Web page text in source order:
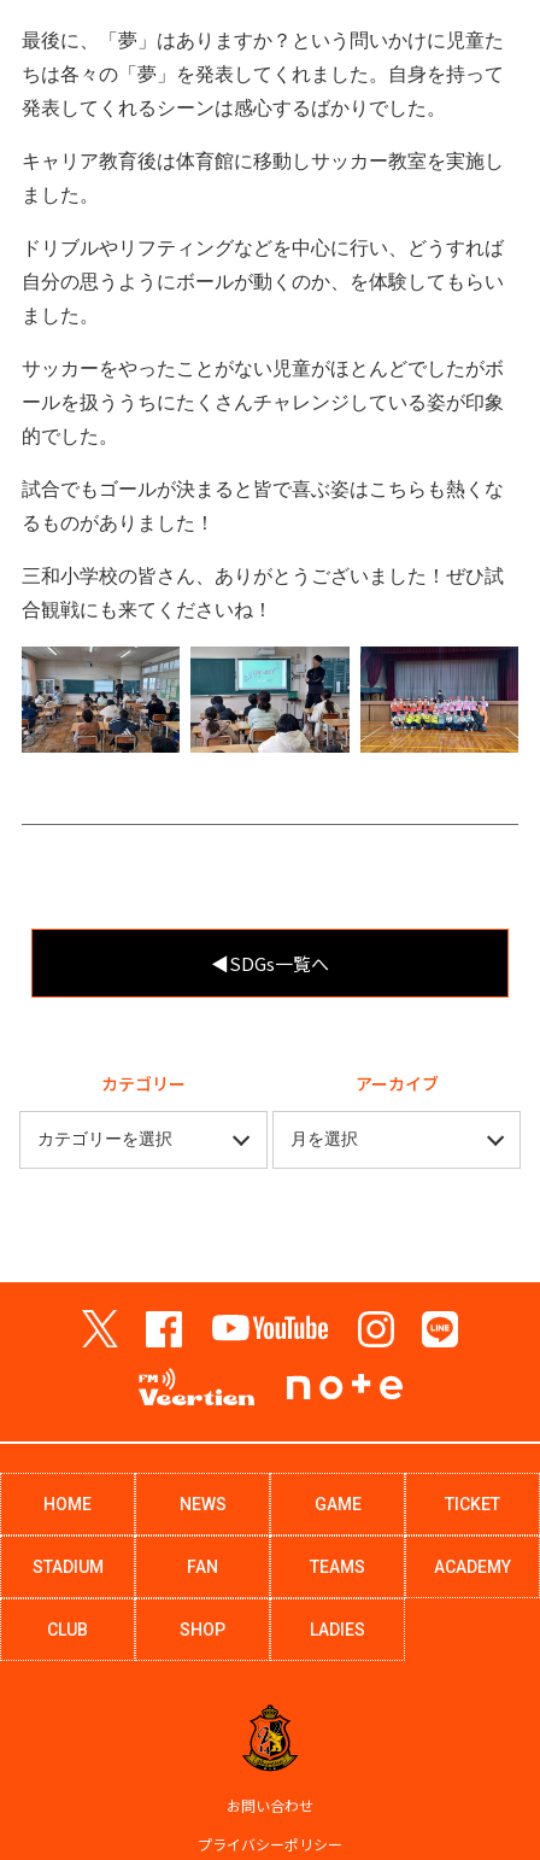
最後に、「夢」はありますか？という問いかけに児童た
ちは各々の「夢」を発表してくれました。自身を持って
発表してくれるシーンは感心するばかりでした。
キャリア教育後は体育館に移動しサッカー教室を実施し
ました。
ドリブルやリフティングなどを中心に行い、どうすれば
自分の思うようにボールが動くのか、を体験してもらい
ました。
サッカーをやったことがない児童がほとんどでしたがボ
ールを扱ううちにたくさんチャレンジしている姿が印象
的でした。
試合でもゴールが決まると皆で喜ぶ姿はこちらも熱くな
るものがありました！
三和小学校の皆さん、ありがとうございました！ぜひ試
合観戦にも来てくださいね！
◀︎SDGs一覧へ
カテゴリー アーカイブ
HOME NEWS GAME TICKET
STADIUM FAN TEAMS ACADEMY
CLUB SHOP LADIES
お問い合わせ
プライバシーポリシー